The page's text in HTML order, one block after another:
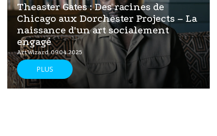
Theaster Gates : Des racines de
Chicago aux Dorchester Projects – La
naissance d'un art socialement
engagé
ArtWizard 09.04.2025
PLUS